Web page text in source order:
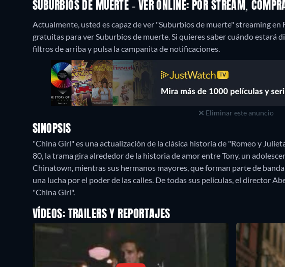
SUBURBIOS DE MUERTE - VER ONLINE: POR STREAM,
Actualmente, usted es capaz de ver "Suburbios de muerte" streaming en
gratuitas para ver Suburbios de muerte. Si quieres saber cuándo estará
filtros de arriba y pulsa la campanita de notificaciones.
Eliminar este anuncio
SINOPSIS
"China Girl" es una actualización de la clásica historia de "Romeo y
80, la trama gira alrededor de la historia de amor entre Tony, un
Chinatown, mientras sus hermanos mayores, que forman parte de
una lucha por el poder de las calles. De todas sus películas, el director
"China Girl".
VÍDEOS: TRAILERS Y REPORTAJES